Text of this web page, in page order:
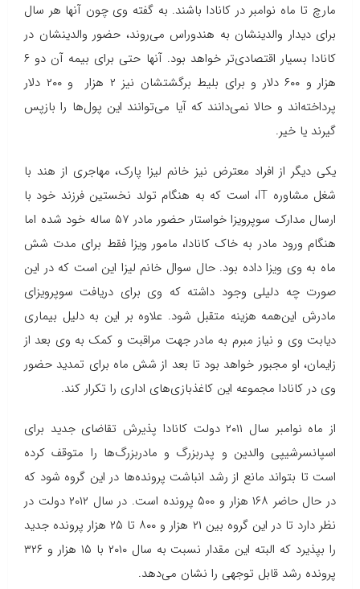
مارچ تا ماه نوامبر در کانادا باشند. به گفته وی چون آنها هر سال
برای دیدار والدینشان به هندوراس می‌روند، حضور والدینشان در
کانادا بسیار اقتصادی‌تر خواهد بود. آنها حتی برای بیمه آن دو ۶
هزار و ۶۰۰ دلار و برای بلیط برگشتشان نیز ۲ هزار و ۲۰۰ دلار
پرداخته‌اند و حالا نمی‌دانند که آیا می‌توانند این پول‌ها را بازپس
گیرند یا خیر.
یکی دیگر از افراد معترض نیز خانم لیزا پارک، مهاجری از هند با
شغل مشاوره IT، است که به هنگام تولد نخستین فرزند خود با
ارسال مدارک سوپرویزا خواستار حضور مادر ۵۷ ساله خود شده اما
هنگام ورود مادر به خاک کانادا، مامور ویزا فقط برای مدت شش
ماه به وی ویزا داده بود. حال سوال خانم لیزا این است که در این
صورت چه دلیلی وجود داشته که وی برای دریافت سوپرویزای
مادرش این‌همه هزینه متقبل شود. علاوه بر این به دلیل بیماری
دیابت وی و نیاز مبرم به مادر جهت مراقبت و کمک به وی بعد از
زایمان، او مجبور خواهد بود تا بعد از شش ماه برای تمدید حضور
وی در کانادا مجموعه این کاغذبازی‌های اداری را تکرار کند.
از ماه نوامبر سال ۲۰۱۱ دولت کانادا پذیرش تقاضای جدید برای
اسپانسرشیپی والدین و پدربزرگ و مادربزرگ‌ها را متوقف کرده
است تا بتواند مانع از رشد انباشت پرونده‌ها در این گروه شود که
در حال حاضر ۱۶۸ هزار و ۵۰۰ پرونده است. در سال ۲۰۱۲ دولت در
نظر دارد تا در این گروه بین ۲۱ هزار و ۸۰۰ تا ۲۵ هزار پرونده جدید
را بپذیرد که البته این مقدار نسبت به سال ۲۰۱۰ با ۱۵ هزار و ۳۲۶
پرونده رشد قابل توجهی را نشان می‌دهد.